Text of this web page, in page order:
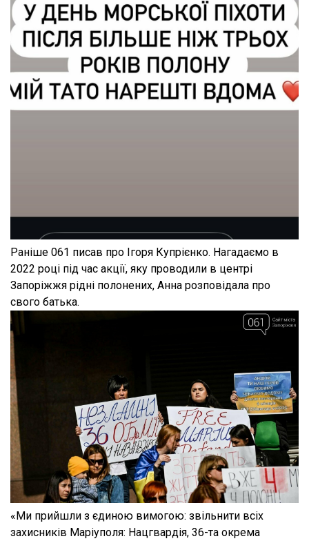
Раніше 061 писав про Ігоря Купрієнко. Нагадаємо в
2022 році під час акції, яку проводили в центрі
Запоріжжя рідні полонених, Анна розповідала про
свого батька.
«Ми прийшли з єдиною вимогою: звільнити всіх
захисників Маріуполя: Нацгвардія, 36-та окрема